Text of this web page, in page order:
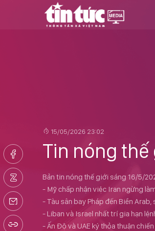
15/05/2026 23:02
Tin nóng
Bản tin nóng thế giới sáng 16/5/
- Mỹ chấp nhận việc Iran ngừng
- Tàu sân bay Pháp đến Biển
- Liban và Israel nhất trí gia hạn
- Ấn Độ và UAE ký thỏa thuận